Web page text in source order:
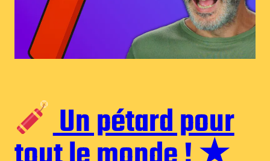
Un pétard pour